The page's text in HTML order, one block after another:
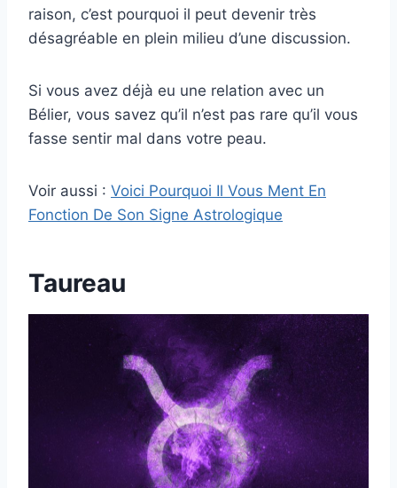
raison, c’est pourquoi il peut devenir très
désagréable en plein milieu d’une discussion.
Si vous avez déjà eu une relation avec un
Bélier, vous savez qu’il n’est pas rare qu’il vous
fasse sentir mal dans votre peau.
Voir aussi : Voici Pourquoi Il Vous Ment En
Fonction De Son Signe Astrologique
Taureau